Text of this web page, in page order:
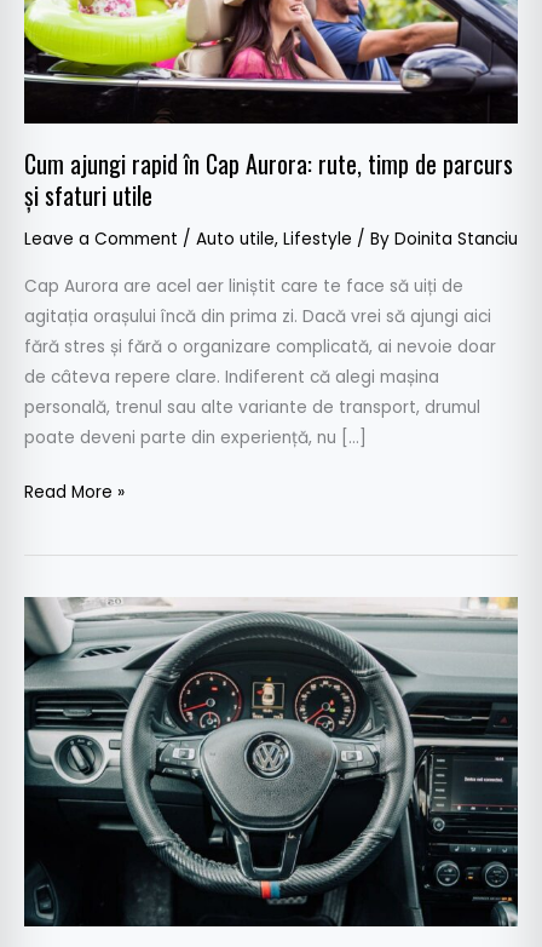
Cum ajungi rapid în Cap Aurora: rute, timp de parcurs
și sfaturi utile
Leave a Comment / Auto utile, Lifestyle / By Doinita Stanciu
Cap Aurora are acel aer liniștit care te face să uiți de
agitația orașului încă din prima zi. Dacă vrei să ajungi aici
fără stres și fără o organizare complicată, ai nevoie doar
de câteva repere clare. Indiferent că alegi mașina
personală, trenul sau alte variante de transport, drumul
poate deveni parte din experiență, nu […]
timp
de
parcurs
utile
Read More »
Cinci
întrebări
și
răspunsuri,
înainte
de
a
leasing
auto